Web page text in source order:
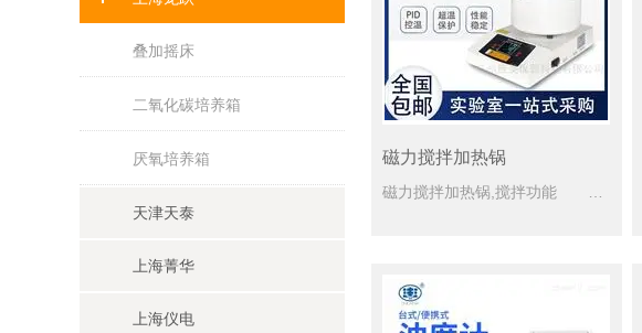
叠加摇床
二氧化碳培养箱
厌氧培养箱
天津天泰
上海菁华
上海仪电
磁力搅拌加热锅
磁力搅拌加热锅,搅拌功能 通过位于工作盘下面的*磁铁进行驱动磁力搅拌子，*磁铁可以穿透工作盘面，磁铁直接固定于马达的转轴上。仪器实际转速取决于实际载荷和电压，许可范围内电压的波动以及所处理介质粘度的...